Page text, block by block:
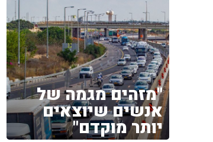
"מזהים מגמה של
אנשים שיוצאים
יותר מוקדם"